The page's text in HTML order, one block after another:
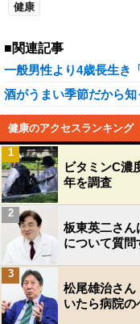
健康
■関連記事
一般男性より4歳長生き
酒がうまい季節だから
健康のアクセスランキング
ビタミンC濃
年を調査
1
板東英二さん
について質
2
松尾雄治さ
いたら病院の
3